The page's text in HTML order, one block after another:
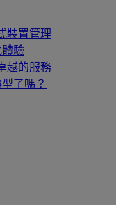
裝置管理
體驗
越的服務
了嗎？